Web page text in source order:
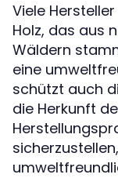
Viele
Holz, das aus
Wäldern
eine
schützt auch
die Herkunft